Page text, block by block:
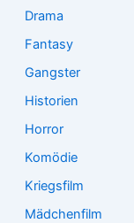
Drama
Fantasy
Gangster
Historien
Horror
Komödie
Kriegsfilm
Mädchenfilm